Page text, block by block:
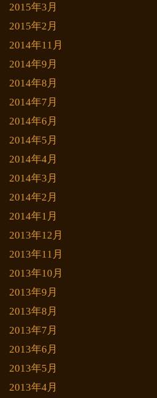
2015年3月
2015年2月
2014年11月
2014年9月
2014年8月
2014年7月
2014年6月
2014年5月
2014年4月
2014年3月
2014年2月
2014年1月
2013年12月
2013年11月
2013年10月
2013年9月
2013年8月
2013年7月
2013年6月
2013年5月
2013年4月